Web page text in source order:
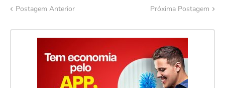
Postagem Anterior Próxima Postagem